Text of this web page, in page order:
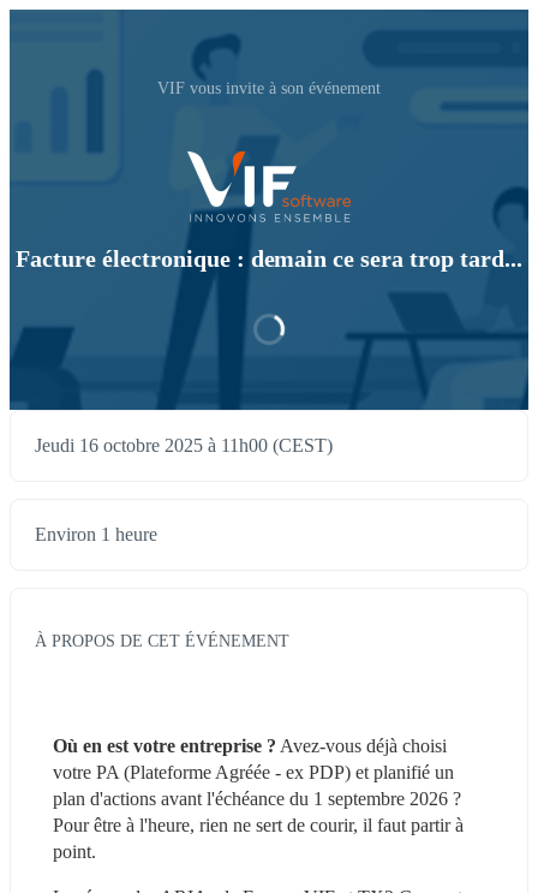
VIF vous invite à son événement
Facture électronique : demain ce sera trop tard...
Jeudi 16 octobre 2025 à 11h00 (CEST)
Environ 1 heure
À PROPOS DE CET ÉVÉNEMENT
Où en est votre entreprise ? Avez-vous déjà choisi
votre PA (Plateforme Agréée - ex PDP) et planifié un
plan d'actions avant l'échéance du 1 septembre 2026 ?
Pour être à l'heure, rien ne sert de courir, il faut partir à
point.